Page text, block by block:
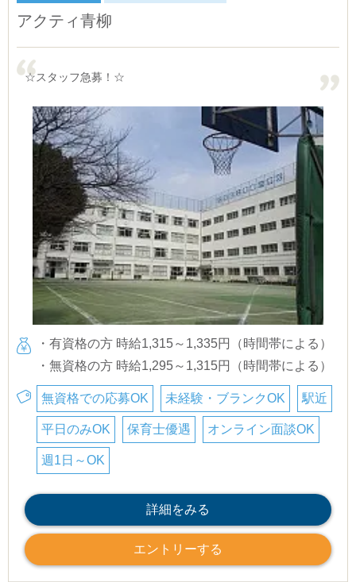
アクティ青柳
☆スタッフ急募！☆
・有資格の方 時給1,315～1,335円（時間帯による）
・無資格の方 時給1,295～1,315円（時間帯による）
無資格での応募OK 未経験・ブランクOK 駅近
平日のみOK 保育士優遇 オンライン面談OK
週1日～OK
詳細をみる
エントリーする